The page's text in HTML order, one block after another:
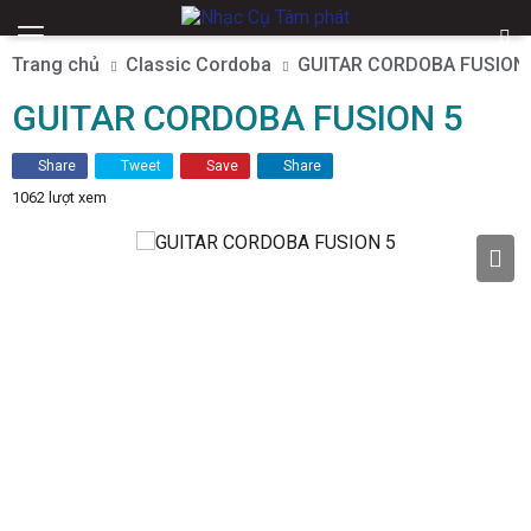
Trang chủ Classic Cordoba GUITAR CORDOBA FUSION
GUITAR CORDOBA FUSION 5
Share Tweet Save Share
1062 lượt xem